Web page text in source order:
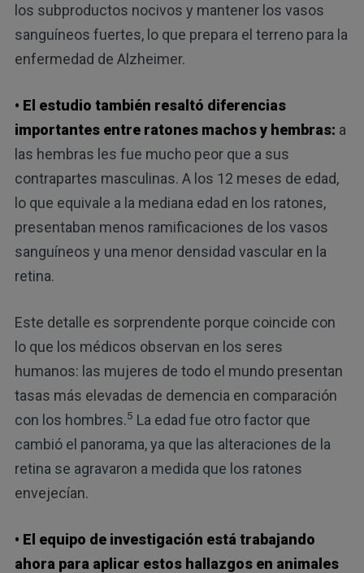
los subproductos nocivos y mantener los vasos
sanguíneos fuertes, lo que prepara el terreno para la
enfermedad de Alzheimer.
• El estudio también resaltó diferencias
importantes entre ratones machos y hembras: a
las hembras les fue mucho peor que a sus
contrapartes masculinas. A los 12 meses de edad,
lo que equivale a la mediana edad en los ratones,
presentaban menos ramificaciones de los vasos
sanguíneos y una menor densidad vascular en la
retina.
Este detalle es sorprendente porque coincide con
lo que los médicos observan en los seres
humanos: las mujeres de todo el mundo presentan
tasas más elevadas de demencia en comparación
con los hombres.5 La edad fue otro factor que
cambió el panorama, ya que las alteraciones de la
retina se agravaron a medida que los ratones
envejecían.
• El equipo de investigación está trabajando
ahora para aplicar estos hallazgos en animales